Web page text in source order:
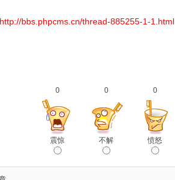
http://bbs.phpcms.cn/thread-885255-1-1.html
0
震惊
0
不解
0
愤怒